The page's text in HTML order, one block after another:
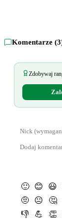
Komentarze (3
Zdobywaj
🙂 😊 😃
🤨
😐 🤔
👎
💪 👏